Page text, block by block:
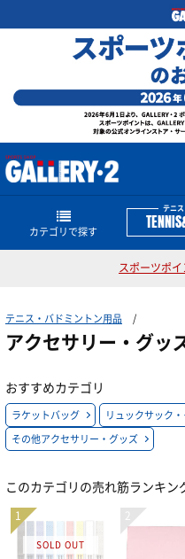
テニ
カテゴリで探す
硬式テニスラケット
バドミントンラケット
ストリング
ソフトテニス用
オールコート用シューズ
カーペット用シューズ
ウェアー
レディース
硬式テニスボール
シャトル
スポーツポ
テニス・バドミントン用品
アクセサリー・グッ
おすすめカテゴリ
ラケットバッグ リュックサック
その他アクセサリー・グッズ
このカテゴリの売れ筋ランキン